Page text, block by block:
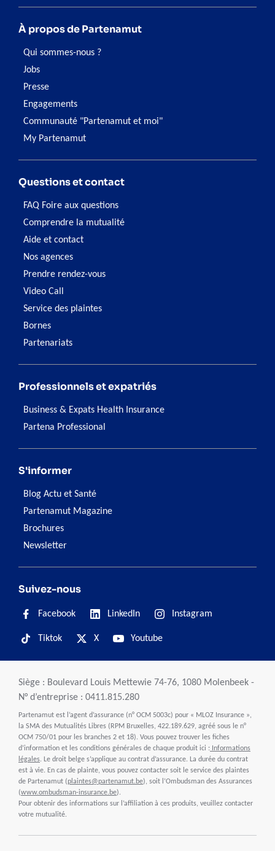
À propos de Partenamut
Qui sommes-nous ?
Jobs
Presse
Engagements
Communauté "Partenamut et moi"
My Partenamut
Questions et contact
FAQ Foire aux questions
Comprendre la mutualité
Aide et contact
Nos agences
Prendre rendez-vous
Video Call
Service des plaintes
Bornes
Partenariats
Professionnels et expatriés
Business & Expats Health Insurance
Partena Professional
S'informer
Blog Actu et Santé
Partenamut Magazine
Brochures
Newsletter
Suivez-nous
Facebook LinkedIn Instagram
Tiktok X Youtube
Siège : Boulevard Louis Mettewie 74-76, 1080 Molenbeek -
N° d’entreprise : 0411.815.280
Partenamut est l’agent d’assurance (n° OCM 5003c) pour « MLOZ Insurance »,
la SMA des Mutualités Libres (RPM Bruxelles, 422.189.629, agréé sous le n°
OCM 750/01 pour les branches 2 et 18). Vous pouvez trouver les fiches
d’information et les conditions générales de chaque produit ici : Informations
légales. Le droit belge s’applique au contrat d’assurance. La durée du contrat
est à vie. En cas de plainte, vous pouvez contacter soit le service des plaintes
de Partenamut (plaintes@partenamut.be), soit l’Ombudsman des Assurances
(www.ombudsman-insurance.be).
Pour obtenir des informations sur l’affiliation à ces produits, veuillez contacter
votre mutualité.